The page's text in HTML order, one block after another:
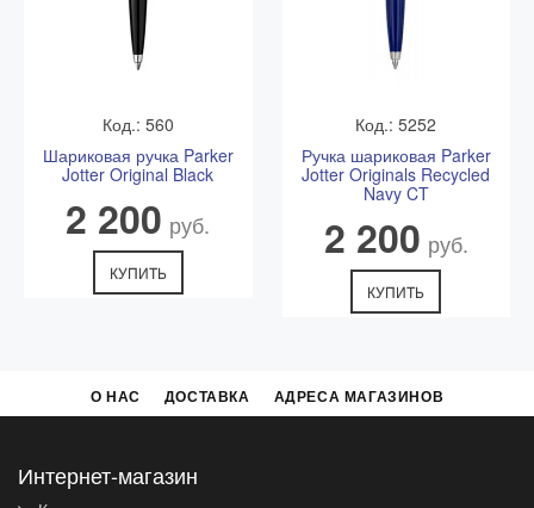
Код.: 560
Шариковая ручка Parker
Jotter Original Black
2 200 руб.
КУПИТЬ
Код.: 5252
Ручка шариковая Parker
Jotter Originals Recycled
Navy CT
2 200 руб.
КУПИТЬ
О НАС ДОСТАВКА АДРЕСА МАГАЗИНОВ
Интернет-магазин